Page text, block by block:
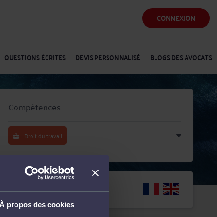
À propos des cookies
CONNEXION
QUESTIONS ÉCRITES DEVIS PERSONNALISÉ BLOGS DES AVOCATS
Compétences
Droit du travail
Langues